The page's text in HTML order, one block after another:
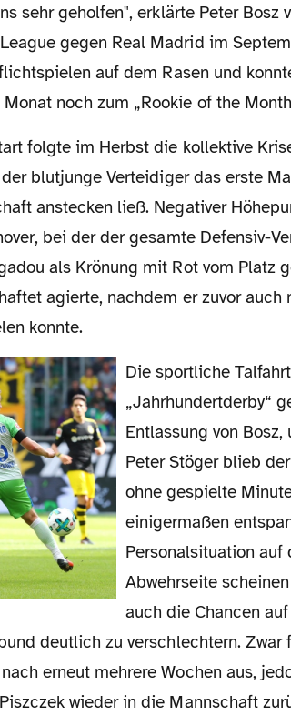
sehr geholfen", erklärte Peter Bosz
gegen Real Madrid im
auf dem Rasen und
noch zum „Rookie of the
blutjunge Verteidiger das erste
anstecken ließ. Negativer
bei der der gesamte Defensiv-
als Krönung mit Rot vom Platz
agierte, nachdem er zuvor auch
konnte.
Die sportliche Talfahrt gipfelte im
„Jahrhundertderby“
Entlassung von Bosz,
Peter Stöger blieb
ohne gespielte
einigermaßen
Personalsituation auf
Abwehrseite
auch die Chancen
deutlich zu verschlechtern. Zwar
erneut mehrere Wochen aus,
wieder in die Mannschaft